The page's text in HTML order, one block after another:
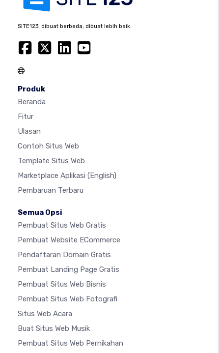
SITE123: dibuat berbeda, dibuat lebih baik.
Produk
Beranda
Fitur
Ulasan
Contoh Situs Web
Template Situs Web
Marketplace Aplikasi (English)
Pembaruan Terbaru
Semua Opsi
Pembuat Situs Web Gratis
Pembuat Website ECommerce
Pendaftaran Domain Gratis
Pembuat Landing Page Gratis
Pembuat Situs Web Bisnis
Pembuat Situs Web Fotografi
Situs Web Acara
Buat Situs Web Musik
Pembuat Situs Web Pernikahan